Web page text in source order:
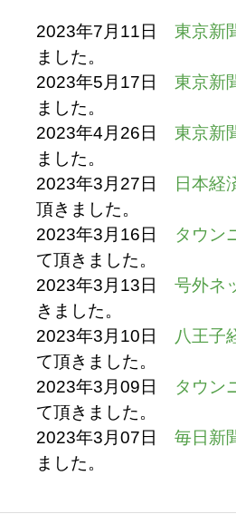
2023年7月11日 東京新
ました。
2023年5月17日 東京新
ました。
2023年4月26日 東京新
ました。
2023年3月27日
日本経
頂きました。
2023年3月16日 タウン
て頂きました。
2023年3月13日 号外ネ
きました。
2023年3月10日
八王子
て頂きました。
2023年3月09日 タウン
て頂きました。
2023年3月07日 毎日新
ました。